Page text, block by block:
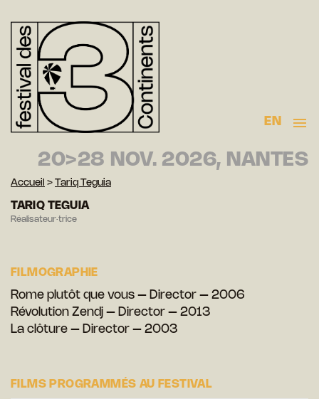
EN
20>28 NOV. 2026, NANTES
Accueil > Tariq Teguia
TARIQ TEGUIA
Réalisateur·trice
FILMOGRAPHIE
Rome plutôt que vous – Director – 2006
Révolution Zendj – Director – 2013
La clôture – Director – 2003
FILMS PROGRAMMÉS AU FESTIVAL